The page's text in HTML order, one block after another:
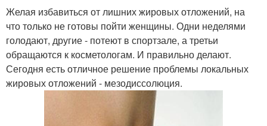
Желая избавиться от лишних жировых отложений, на
что только не готовы пойти женщины. Одни неделями
голодают, другие - потеют в спортзале, а третьи
обращаются к косметологам. И правильно делают.
Сегодня есть отличное решение проблемы локальных
жировых отложений - мезодиссолюция.